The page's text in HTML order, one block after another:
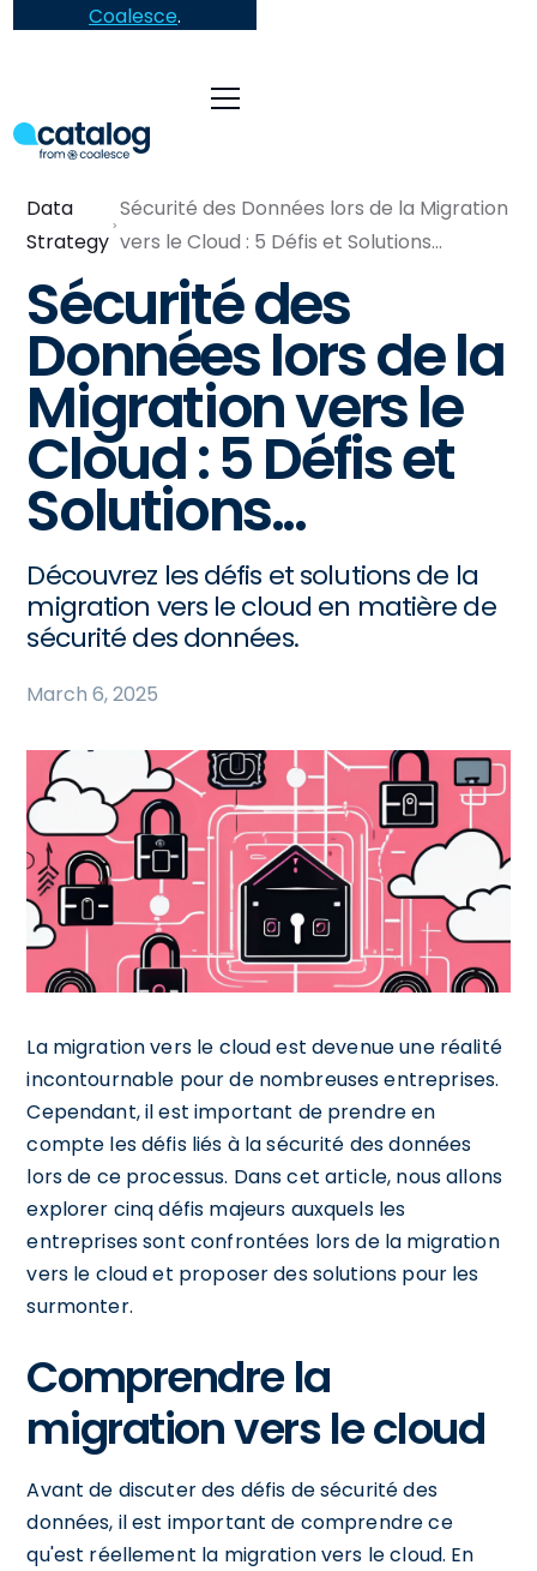
Coalesce.
Data
Strategy
Sécurité des Données lors de la Migration
vers le Cloud : 5 Défis et Solutions...
Sécurité des
Données lors de la
Migration vers le
Cloud : 5 Défis et
Solutions...
Découvrez les défis et solutions de la
migration vers le cloud en matière de
sécurité des données.
March 6, 2025
La migration vers le cloud est devenue une réalité
incontournable pour de nombreuses entreprises.
Cependant, il est important de prendre en
compte les défis liés à la sécurité des données
lors de ce processus. Dans cet article, nous allons
explorer cinq défis majeurs auxquels les
entreprises sont confrontées lors de la migration
vers le cloud et proposer des solutions pour les
surmonter.
Comprendre la
migration vers le cloud
Avant de discuter des défis de sécurité des
données, il est important de comprendre ce
qu'est réellement la migration vers le cloud. En